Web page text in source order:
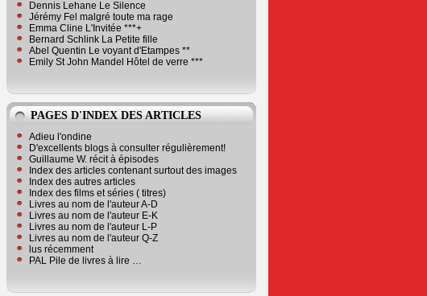
Dennis Lehane Le Silence
Jérémy Fel malgré toute ma rage
Emma Cline L'Invitée ***+
Bernard Schlink La Petite fille
Abel Quentin Le voyant d'Etampes **
Emily St John Mandel Hôtel de verre ***
PAGES D'INDEX DES ARTICLES
Adieu l'ondine
D'excellents blogs à consulter régulièrement!
Guillaume W. récit à épisodes
Index des articles contenant surtout des images
Index des autres articles
Index des films et séries ( titres)
Livres au nom de l'auteur A-D
Livres au nom de l'auteur E-K
Livres au nom de l'auteur L-P
Livres au nom de l'auteur Q-Z
lus récemment
PAL Pile de livres à lire …